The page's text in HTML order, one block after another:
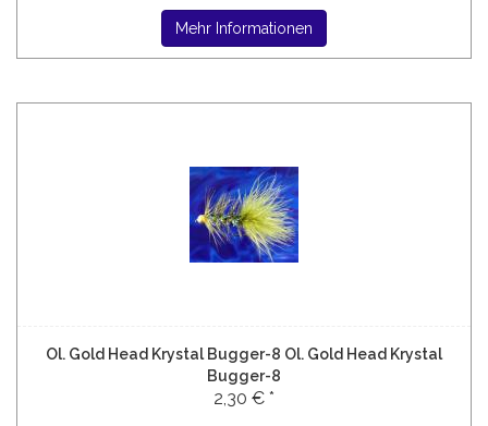
Mehr Informationen
Ol. Gold Head Krystal Bugger-8 Ol. Gold Head Krystal
Bugger-8
2,30 € *